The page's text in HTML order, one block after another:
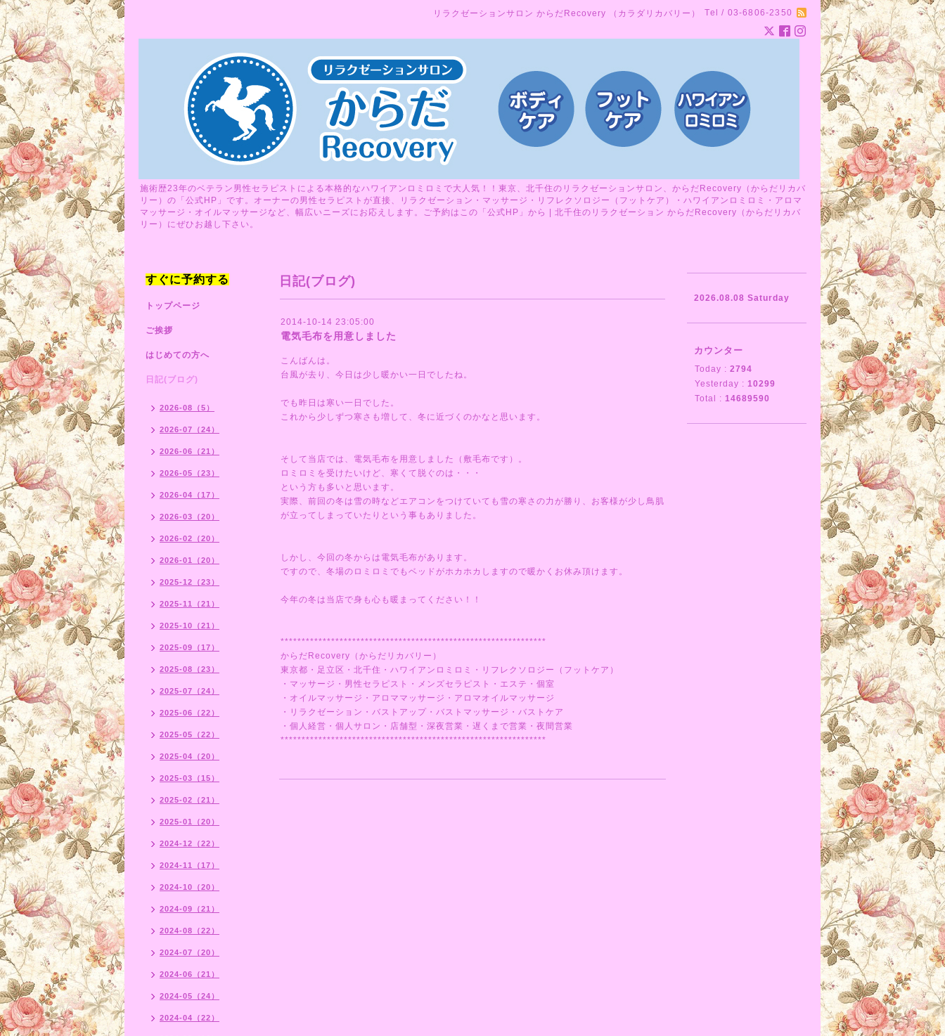
リラクゼーションサロン からだRecovery （カラダリカバリー） Tel / 03-6806-2350
施術歴23年のベテラン男性セラピストによる本格的なハワイアンロミロミで大人気！！東京、北千住のリラクゼーションサロン、からだRecovery（からだリカバ
リー）の「公式HP」です。オーナーの男性セラピストが直接、リラクゼーション・マッサージ・リフレクソロジー（フットケア）・ハワイアンロミロミ・アロマ
マッサージ・オイルマッサージなど、幅広いニーズにお応えします。ご予約はこの「公式HP」から | 北千住のリラクゼーション からだRecovery（からだリカバ
リー）にぜひお越し下さい。
日記(ブログ)
2014-10-14 23:05:00
電気毛布を用意しました
こんばんは。
台風が去り、今日は少し暖かい一日でしたね。
でも昨日は寒い一日でした。
これから少しずつ寒さも増して、冬に近づくのかなと思います。
そして当店では、電気毛布を用意しました（敷毛布です）。
ロミロミを受けたいけど、寒くて脱ぐのは・・・
という方も多いと思います。
実際、前回の冬は雪の時などエアコンをつけていても雪の寒さの力が勝り、お客様が少し鳥肌
が立ってしまっていたりという事もありました。
しかし、今回の冬からは電気毛布があります。
ですので、冬場のロミロミでもベッドがホカホカしますので暖かくお休み頂けます。
今年の冬は当店で身も心も暖まってください！！
***************************************************************
からだRecovery（からだリカバリー）
東京都・足立区・北千住・ハワイアンロミロミ・リフレクソロジー（フットケア）
・マッサージ・男性セラピスト・メンズセラピスト・エステ・個室
・オイルマッサージ・アロママッサージ・アロマオイルマッサージ
・リラクゼーション・バストアップ・バストマッサージ・バストケア
・個人経営・個人サロン・店舗型・深夜営業・遅くまで営業・夜間営業
***************************************************************
すぐに予約する
トップページ
ご挨拶
はじめての方へ
日記(ブログ)
2026-08（5）
2026-07（24）
2026-06（21）
2026-05（23）
2026-04（17）
2026-03（20）
2026-02（20）
2026-01（20）
2025-12（23）
2025-11（21）
2025-10（21）
2025-09（17）
2025-08（23）
2025-07（24）
2025-06（22）
2025-05（22）
2025-04（20）
2025-03（15）
2025-02（21）
2025-01（20）
2024-12（22）
2024-11（17）
2024-10（20）
2024-09（21）
2024-08（22）
2024-07（20）
2024-06（21）
2024-05（24）
2024-04（22）
2026.08.08 Saturday
カウンター
Today : 2794
Yesterday : 10299
Total : 14689590